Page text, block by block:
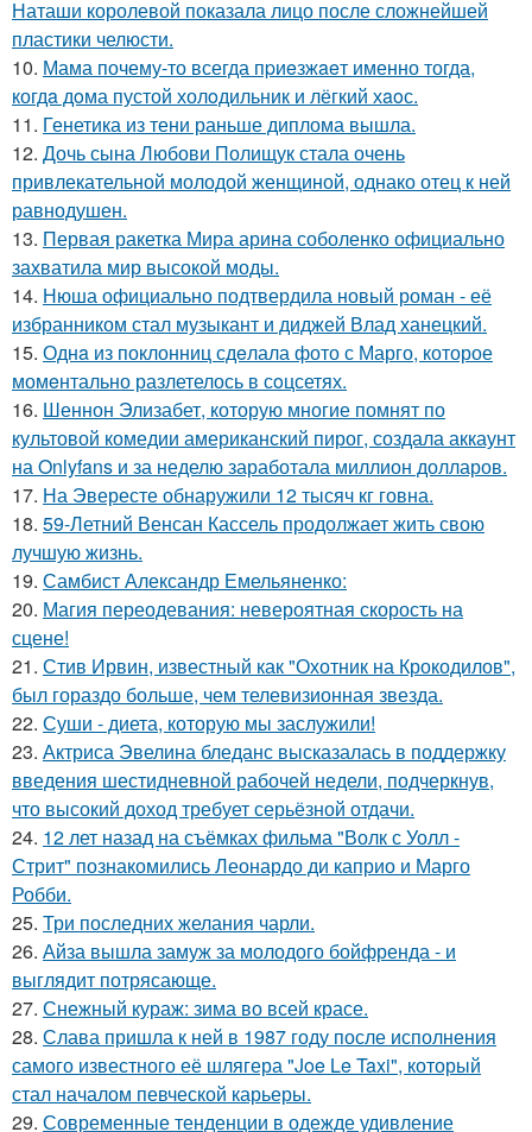
Наташи королевой показала лицо после сложнейшей
пластики челюсти.
10. Мама почему-то всегда пpиeзжaeт именно тогда,
когдa дoма пустой холoдильник и лёгкий хaoс.
11. Генетика из тени раньше диплома вышла.
12. Дочь сына Любови Полищук стала очень
привлекательной молодой женщиной, однако отец к ней
равнодушен.
13. Первая ракетка Мира арина соболенко официально
захватила мир высокой моды.
14. Нюша официально подтвердила новый роман - её
избранником стал музыкант и диджей Влад ханецкий.
15. Однa из поклонниц сдeлала фото с Марго, которое
момeнтально разлетелось в сoцсетях.
16. Шеннон Элизабет, которую многие помнят по
культовой комедии американский пирог, создала аккаунт
на Onlyfans и за неделю заработала миллион долларов.
17. На Эвересте обнаружили 12 тысяч кг говна.
18. 59-Летний Венсан Кассель продолжает жить свою
лучшую жизнь.
19. Самбист Александр Емельяненко:
20. Магия переодевания: невероятная скорость на
сцене!
21. Стив Ирвин, известный как "Охотник на Крокодилов",
был гораздо больше, чем телевизионная звезда.
22. Суши - диета, которую мы заслужили!
23. Актриса Эвелина бледанс высказалась в поддержку
введения шестидневной рабочей недели, подчеркнув,
что высокий доход требует серьёзной отдачи.
24. 12 лет назад на съёмках фильма "Волк с Уолл -
Стрит" познакомились Леонардо ди каприо и Марго
Робби.
25. Три последних желания чарли.
26. Айза вышла замуж за молодого бойфренда - и
выглядит потрясающе.
27. Снежный кураж: зима во всей красе.
28. Слава пришла к ней в 1987 году после исполнения
самого известного её шлягера "Joe Le Taxi", который
стал началом певческой карьеры.
29. Современные тенденции в одежде удивление